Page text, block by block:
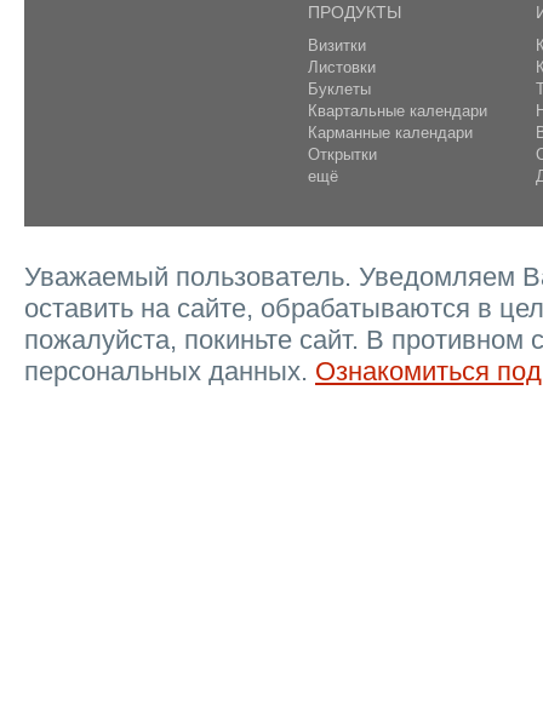
ПРОДУКТЫ
Визитки
Листовки
Буклеты
Квартальные календари
Карманные календари
Открытки
ещё
Уважаемый пользователь. Уведомляем
оставить на сайте, обрабатываются в
пожалуйста, покиньте сайт. В противном
персональных данных. Ознакомиться